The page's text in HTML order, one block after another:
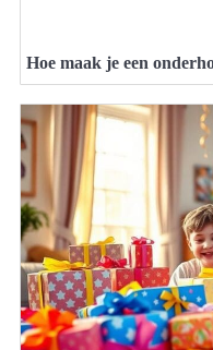
Hoe maak je een